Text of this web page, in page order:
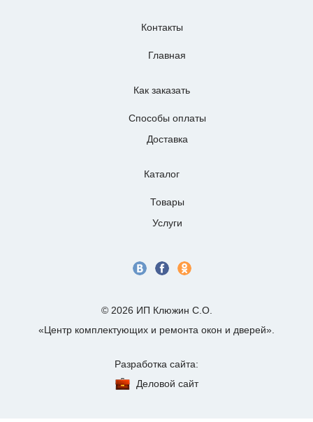
Контакты
Главная
Как заказать
Способы оплаты
Доставка
Каталог
Товары
Услуги
© 2026 ИП Клюжин С.О.
«Центр комплектующих и ремонта окон и дверей».
Разработка сайта:
Деловой сайт